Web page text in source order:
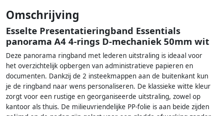
Omschrijving
Esselte Presentatieringband Essentials
panorama A4 4-rings D-mechaniek 50mm wit
Deze panorama ringband met lederen uitstraling is ideaal voor
het overzichtelijk opbergen van administratieve papieren en
documenten. Dankzij de 2 insteekmappen aan de buitenkant kun
je de ringband naar wens personaliseren. De klassieke witte kleur
zorgt voor een rustige en georganiseerde uitstraling, zowel op
kantoor als thuis. De milieuvriendelijke PP-folie is aan beide zijden